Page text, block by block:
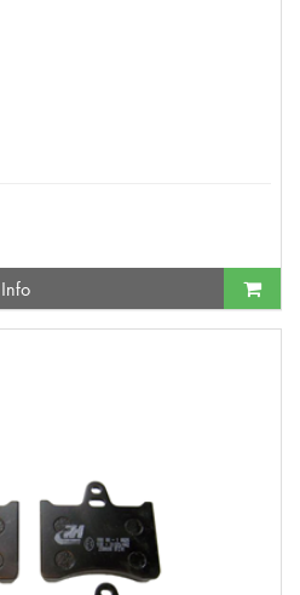
Info